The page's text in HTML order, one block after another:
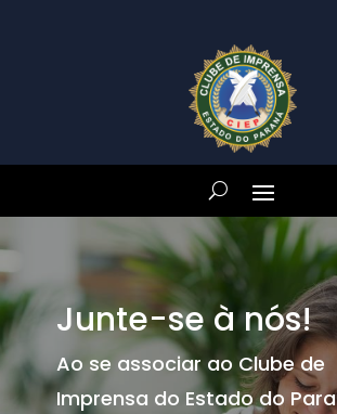
Junte-se à nós!
Ao se associar ao Clube de
Imprensa do Estado do